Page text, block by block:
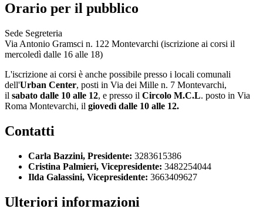
Orario per il pubblico
Sede Segreteria
Via Antonio Gramsci n. 122 Montevarchi (iscrizione ai corsi il
mercoledì dalle 16 alle 18)
L'iscrizione ai corsi è anche possibile presso i locali comunali
dell'Urban Center, posti in Via dei Mille n. 7 Montevarchi,
il sabato dalle 10 alle 12, e presso il Circolo M.C.L. posto in Via
Roma Montevarchi, il giovedì dalle 10 alle 12.
Contatti
Carla Bazzini, Presidente: 3283615386
Cristina Palmieri, Vicepresidente: 3482254044
Ilda Galassini, Vicepresidente: 3663409627
Ulteriori informazioni